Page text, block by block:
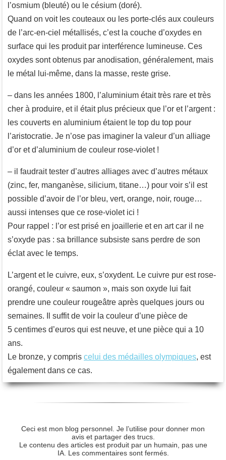
l’osmium (bleuté) ou le césium (doré).
Quand on voit les couteaux ou les porte-clés aux couleurs
de l’arc-en-ciel métallisés, c’est la couche d’oxydes en
surface qui les produit par interférence lumineuse. Ces
oxydes sont obtenus par anodisation, généralement, mais
le métal lui-même, dans la masse, reste grise.
– dans les années 1800, l’aluminium était très rare et très
cher à produire, et il était plus précieux que l’or et l’argent :
les couverts en aluminium étaient le top du top pour
l’aristocratie. Je n’ose pas imaginer la valeur d’un alliage
d’or et d’aluminium de couleur rose-violet !
– il faudrait tester d’autres alliages avec d’autres métaux
(zinc, fer, manganèse, silicium, titane…) pour voir s’il est
possible d’avoir de l’or bleu, vert, orange, noir, rouge…
aussi intenses que ce rose-violet ici !
Pour rappel : l’or est prisé en joaillerie et en art car il ne
s’oxyde pas : sa brillance subsiste sans perdre de son
éclat avec le temps.
L’argent et le cuivre, eux, s’oxydent. Le cuivre pur est rose-
orangé, couleur « saumon », mais son oxyde lui fait
prendre une couleur rougeâtre après quelques jours ou
semaines. Il suffit de voir la couleur d’une pièce de
5 centimes d’euros qui est neuve, et une pièce qui a 10
ans.
Le bronze, y compris celui des médailles olympiques, est
également dans ce cas.
Ceci est mon blog personnel. Je l’utilise pour donner mon
avis et partager des trucs.
Le contenu des articles est produit par un humain, pas une
IA. Les commentaires sont fermés.